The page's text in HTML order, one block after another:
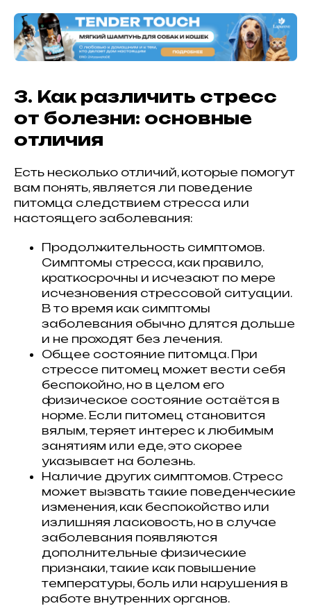
3. Как различить стресс
от болезни: основные
отличия
Есть несколько отличий, которые помогут
вам понять, является ли поведение
питомца следствием стресса или
настоящего заболевания:
Продолжительность симптомов.
Симптомы стресса, как правило,
краткосрочны и исчезают по мере
исчезновения стрессовой ситуации.
В то время как симптомы
заболевания обычно длятся дольше
и не проходят без лечения.
Общее состояние питомца. При
стрессе питомец может вести себя
беспокойно, но в целом его
физическое состояние остаётся в
норме. Если питомец становится
вялым, теряет интерес к любимым
занятиям или еде, это скорее
указывает на болезнь.
Наличие других симптомов. Стресс
может вызвать такие поведенческие
изменения, как беспокойство или
излишняя ласковость, но в случае
заболевания появляются
дополнительные физические
признаки, такие как повышение
температуры, боль или нарушения в
работе внутренних органов.